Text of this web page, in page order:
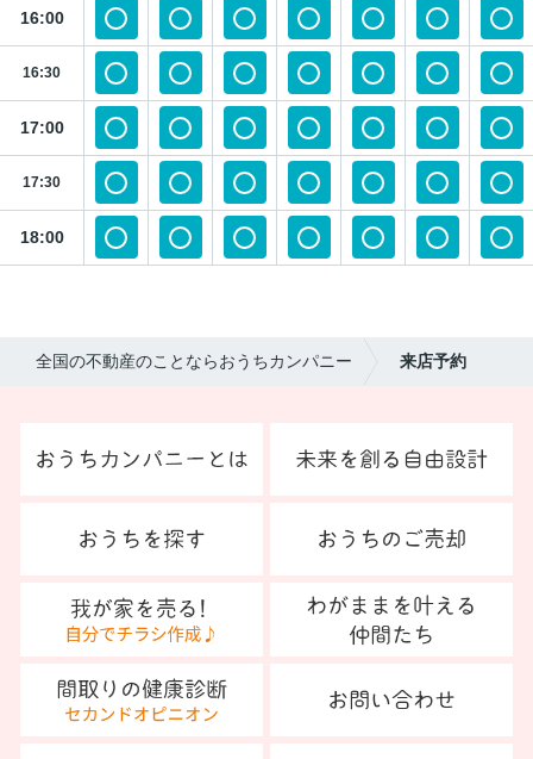
16:00
16:30
17:00
17:30
18:00
全国の不動産のことならおうちカンパニー 来店予約